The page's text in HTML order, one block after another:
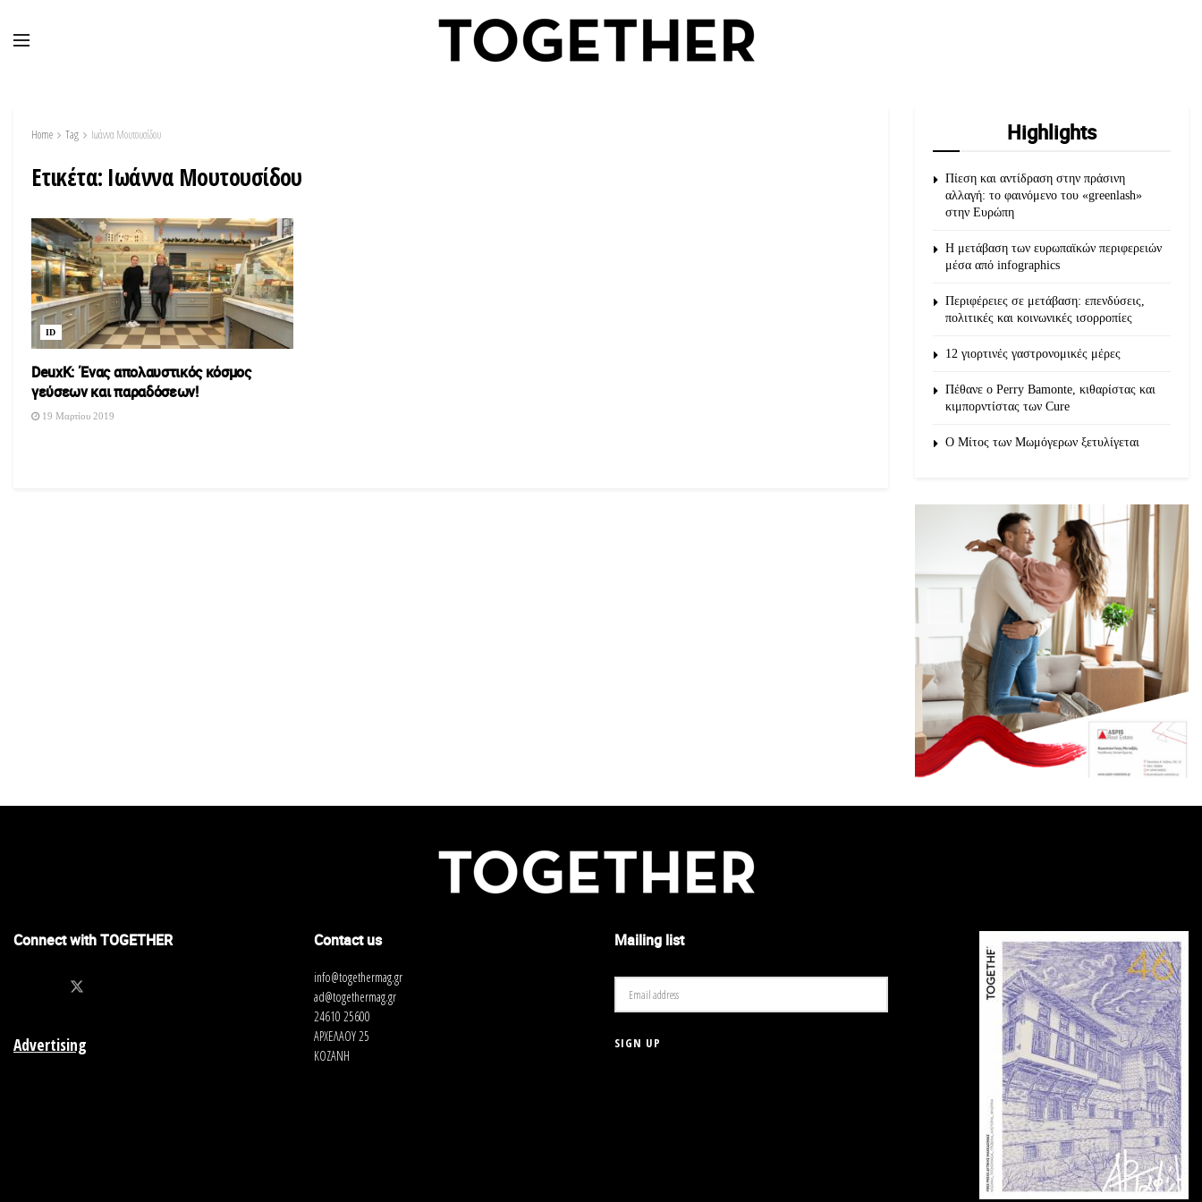
Home Tag Ιωάννα Μουτουσίδου
Ετικέτα: Ιωάννα Μουτουσίδου
ID
DeuxK: Ένας απολαυστικός κόσμος
γεύσεων και παραδόσεων!
19 Μαρτίου 2019
Highlights
Πίεση και αντίδραση στην πράσινη
αλλαγή: το φαινόμενο του «greenlash»
στην Ευρώπη
Η μετάβαση των ευρωπαϊκών περιφερειών
μέσα από infographics
Περιφέρειες σε μετάβαση: επενδύσεις,
πολιτικές και κοινωνικές ισορροπίες
12 γιορτινές γαστρονομικές μέρες
Πέθανε ο Perry Bamonte, κιθαρίστας και
κιμπορντίστας των Cure
O Μίτος των Μωμόγερων ξετυλίγεται
Connect with TOGETHER
Advertising
Contact us
info@togethermag.gr
ad@togethermag.gr
24610 25600
ΑΡΧΕΛΑΟΥ 25
ΚΟΖΑΝΗ
Mailing list